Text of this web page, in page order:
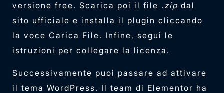
versione free. Scarica poi il file .zip dal
sito ufficiale e installa il plugin cliccando
la voce Carica File. Infine, segui le
istruzioni per collegare la licenza.
Successivamente puoi passare ad attivare
il tema WordPress. Il team di Elementor ha